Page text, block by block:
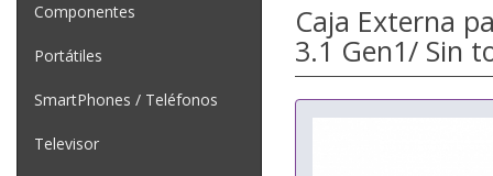
Componentes
Portátiles
SmartPhones / Teléfonos
Televisor
Caja Externa
3.1 Gen1/ Sin